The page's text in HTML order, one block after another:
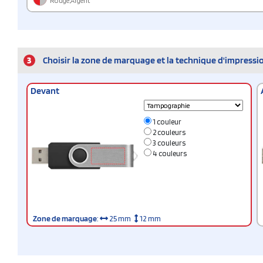
3 Choisir la zone de marquage et la technique
Devant
1 couleur
2 couleurs
3 couleurs
4 couleurs
Zone de marquage: 25 mm 12 mm